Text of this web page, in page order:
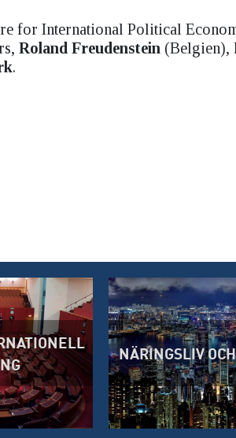
for International Political
Roland Freudenstein (Belgien),
.
NÄRINGSLIV